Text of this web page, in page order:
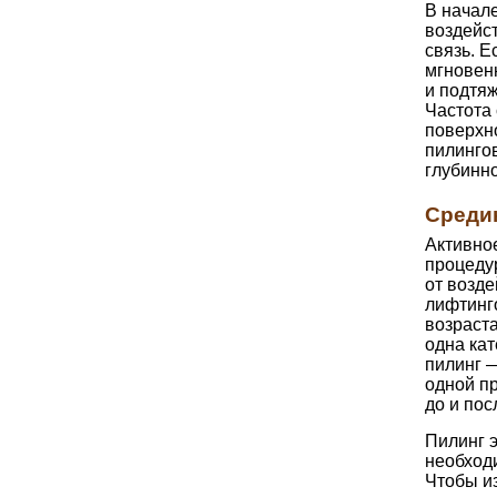
В
связь.
и
от
одна
пилинг
одной
до и
Пилинг
Чтобы